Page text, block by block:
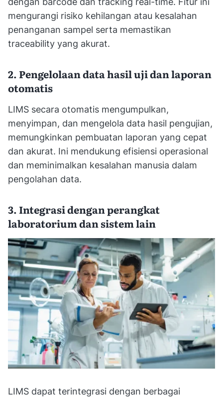
mengurangi risiko kehilangan atau kesalahan
penanganan sampel serta memastikan
traceability yang akurat.
2. Pengelolaan data hasil uji dan laporan
otomatis
LIMS secara otomatis mengumpulkan,
menyimpan, dan mengelola data hasil pengujian,
memungkinkan pembuatan laporan yang cepat
dan akurat. Ini mendukung efisiensi operasional
dan meminimalkan kesalahan manusia dalam
pengolahan data.
3. Integrasi dengan perangkat
laboratorium dan sistem lain
LIMS dapat terintegrasi dengan berbagai